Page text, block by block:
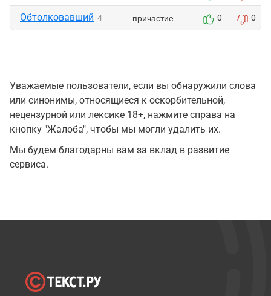
Обтолковавший 4 причастие 0 0
Уважаемые пользователи, если вы обнаружили слова
или синонимы, относящиеся к оскорбительной,
нецензурной или лексике 18+, нажмите справа на
кнопку "Жалоба", чтобы мы могли удалить их.
Мы будем благодарны вам за вклад в развитие
сервиса.